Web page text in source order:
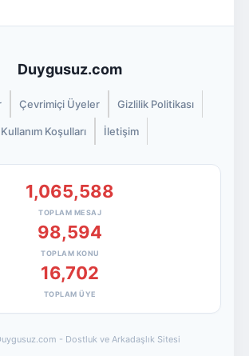
Duygusuz.com
Çevrimiçi Üyeler Gizlilik Politikası
Kullanım Koşulları İletişim
1,065,588
TOPLAM MESAJ
98,594
TOPLAM KONU
16,702
TOPLAM ÜYE
- Dostluk ve Arkadaşlık Sitesi